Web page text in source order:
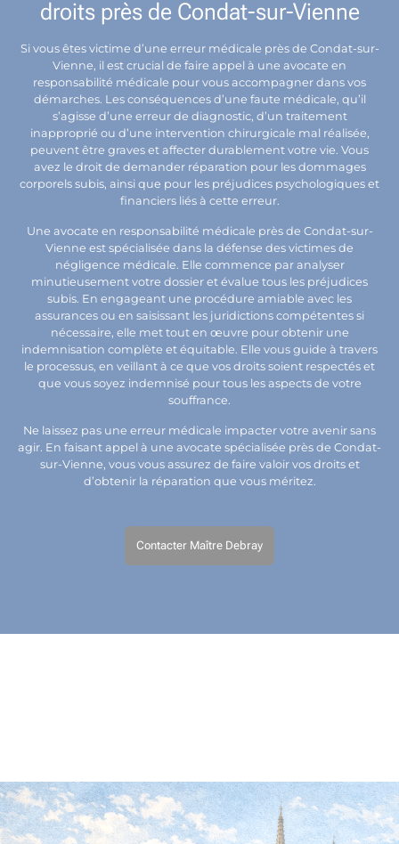
droits près de Condat-sur-Vienne
Si vous êtes victime d’une erreur médicale près de Condat-sur-
Vienne, il est crucial de faire appel à une avocate en
responsabilité médicale pour vous accompagner dans vos
démarches. Les conséquences d’une faute médicale, qu’il
s’agisse d’une erreur de diagnostic, d’un traitement
inapproprié ou d’une intervention chirurgicale mal réalisée,
peuvent être graves et affecter durablement votre vie. Vous
avez le droit de demander réparation pour les dommages
corporels subis, ainsi que pour les préjudices psychologiques et
financiers liés à cette erreur.
Une avocate en responsabilité médicale près de Condat-sur-
Vienne est spécialisée dans la défense des victimes de
négligence médicale. Elle commence par analyser
minutieusement votre dossier et évalue tous les préjudices
subis. En engageant une procédure amiable avec les
assurances ou en saisissant les juridictions compétentes si
nécessaire, elle met tout en œuvre pour obtenir une
indemnisation complète et équitable. Elle vous guide à travers
le processus, en veillant à ce que vos droits soient respectés et
que vous soyez indemnisé pour tous les aspects de votre
souffrance.
Ne laissez pas une erreur médicale impacter votre avenir sans
agir. En faisant appel à une avocate spécialisée près de Condat-
sur-Vienne, vous vous assurez de faire valoir vos droits et
d’obtenir la réparation que vous méritez.
Contacter Maître Debray